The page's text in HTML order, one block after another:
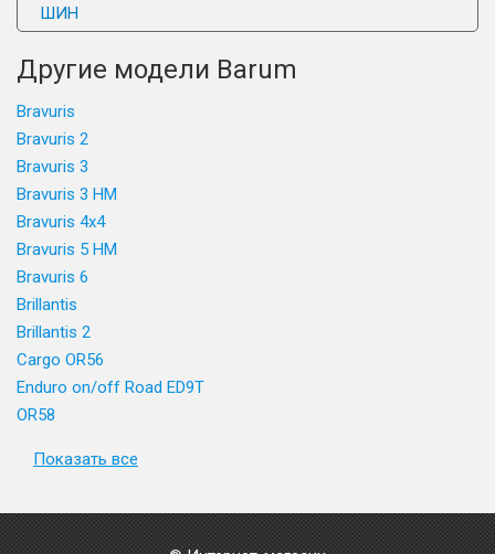
ШИН
Другие модели Barum
Bravuris
Bravuris 2
Bravuris 3
Bravuris 3 HM
Bravuris 4x4
Bravuris 5 HM
Bravuris 6
Brillantis
Brillantis 2
Cargo OR56
Enduro on/off Road ED9T
OR58
Показать все